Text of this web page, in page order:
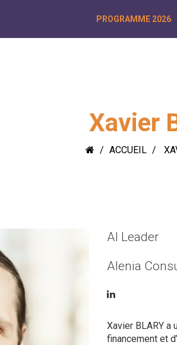
PROGRAMME 2026
Xavier
ACCUEIL
AI Leader
Alenia
Xavier BLARY a
financement et